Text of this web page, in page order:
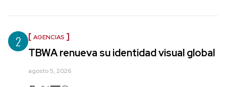
2 AGENCIAS
TBWA renueva su identidad visual global
agosto 5, 2026